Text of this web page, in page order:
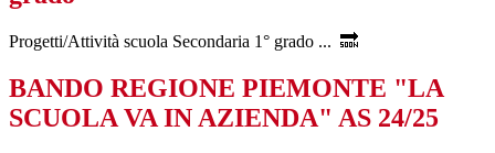
Progetti/Attività scuola Secondaria 1° grado ... 🔜
BANDO REGIONE PIEMONTE "LA
SCUOLA VA IN AZIENDA" AS 24/25